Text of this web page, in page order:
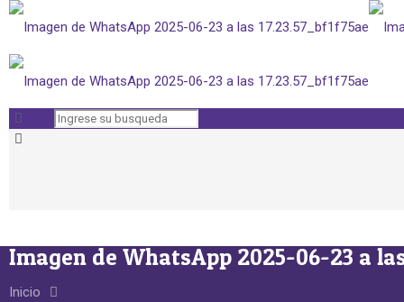
Imagen de WhatsApp 2025-06-23 a
Inicio